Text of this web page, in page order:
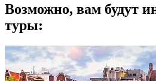
Возможно, вам будут
туры: